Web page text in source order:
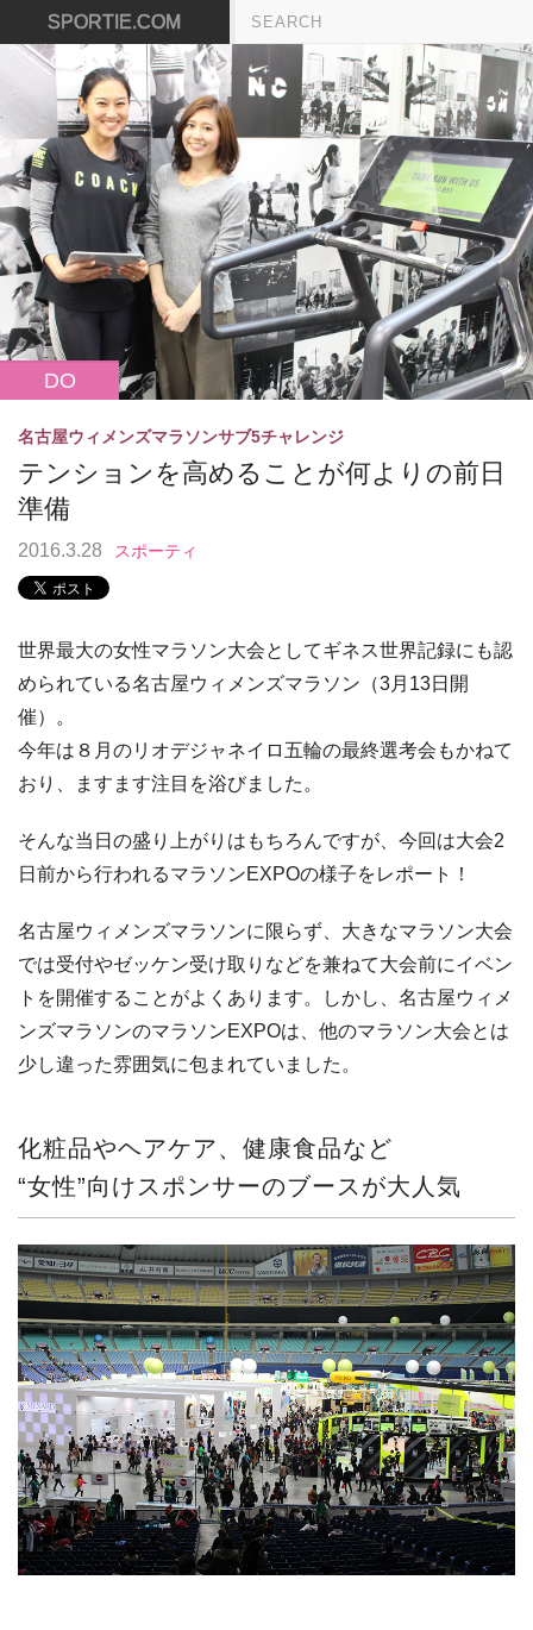
SPORTIE.COM
DO
名古屋ウィメンズマラソンサブ5チャレンジ
テンションを高めることが何よりの前日
準備
2016.3.28 スポーティ
世界最大の女性マラソン大会としてギネス世界記録にも認
められている名古屋ウィメンズマラソン（3月13日開
催）。
今年は８月のリオデジャネイロ五輪の最終選考会もかねて
おり、ますます注目を浴びました。
そんな当日の盛り上がりはもちろんですが、今回は大会2
日前から行われるマラソンEXPOの様子をレポート！
名古屋ウィメンズマラソンに限らず、大きなマラソン大会
では受付やゼッケン受け取りなどを兼ねて大会前にイベン
トを開催することがよくあります。しかし、名古屋ウィメ
ンズマラソンのマラソンEXPOは、他のマラソン大会とは
少し違った雰囲気に包まれていました。
化粧品やヘアケア、健康食品など
“女性”向けスポンサーのブースが大人気